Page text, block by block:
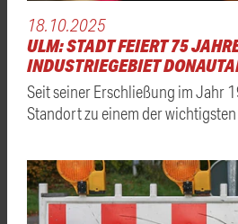
18.10.2025
ULM: STADT FEIERT 75
INDUSTRIEGEBIET
Seit seiner Erschließung im Jahr
Standort zu einem der